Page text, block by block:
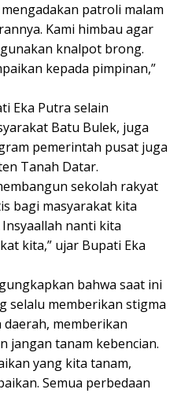
patroli malam
Kami himbau agar
knalpot brong.
kepada pimpinan,”
Eka Putra selain
Batu Bulek, juga
pemerintah pusat juga
Tanah Datar.
sekolah rakyat
bagi masyarakat kita
nanti kita
kita,” ujar Bupati Eka
bahwa saat ini
selalu memberikan stigma
memberikan
jangan tanam kebencian.
yang kita tanam,
Semua perbedaan